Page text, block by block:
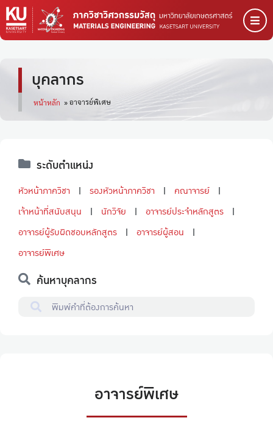
บุคลากร
หน้าหลัก »อาจารย์พิเศษ
ระดับตำแหน่ง
หัวหน้าภาควิชา รองหัวหน้าภาควิชา
คณาจารย์
เจ้าหน้าที่สนับสนุน
นักวิจัย
อาจารย์ประจำหลักสูตร
อาจารย์ผู้รับผิดชอบหลักสูตร
อาจารย์ผู้สอน
อาจารย์พิเศษ
ค้นหาบุคลากร
อาจารย์พิเศษ